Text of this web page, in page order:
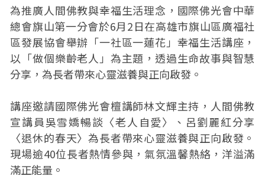
為推廣人間佛教與幸福生活理念，國際佛光會中華
總會旗山第一分會於6月2日在高雄市旗山區廣福社
區發展協會舉辦「一社區一蓮花」幸福生活講座，
以「做個樂齡老人」為主題，透過生命故事與智慧
分享，為長者帶來心靈滋養與正向啟發。
講座邀請國際佛光會檀講師林文輝主持，人間佛教
宣講員吳雪嬌暢談〈老人自愛〉、呂劉麗紅分享
〈退休的春天〉為長者帶來心靈滋養與正向啟發。
現場逾40位長者熱情參與，氣氛溫馨熱絡，洋溢滿
滿正能量。